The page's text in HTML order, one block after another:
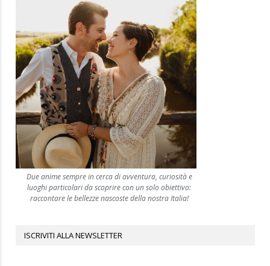
Due anime sempre in cerca di avventura, curiosità e
luoghi particolari da scoprire con un solo obiettivo:
raccontare le bellezze nascoste della nostra Italia!
ISCRIVITI ALLA NEWSLETTER